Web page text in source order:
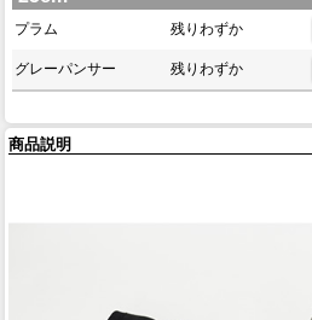
プラム 残りわずか
グレーパンサー 残りわずか
商品説明